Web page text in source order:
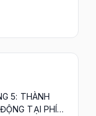
5: THÀNH
TẠI PHÍA